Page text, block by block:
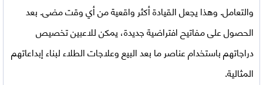
والتعامل. وهذا يجعل القيادة أكثر واقعية من أي وقت مضى. بعد
الحصول على مفاتيح افتراضية جديدة، يمكن للاعبين تخصيص
دراجاتهم باستخدام عناصر ما بعد البيع وعلاجات الطلاء لبناء إبداعاتهم
المثالية.